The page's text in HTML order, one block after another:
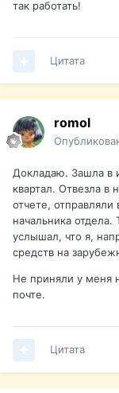
так работать!
Цитата
romol
Докладаю. Зашла в
квартал. Отвезла в
отчете,
начальника
услышал, что я,
средств на
Не приняли у меня
почте.
Цитата